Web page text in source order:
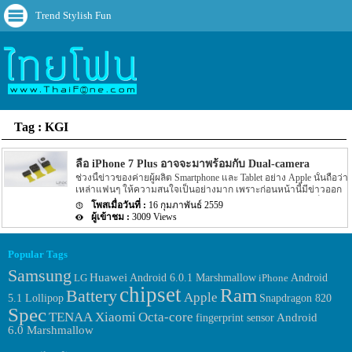
Trend Stylish Fun
Tag : KGI
ลือ iPhone 7 Plus อาจจะมาพร้อมกับ Dual-camera
ช่วงนี้ข่าวของค่ายผู้ผลิต Smartphone และ Tablet อย่าง Apple นั้นถือว่า
เหล่าแฟนๆ ให้ความสนใจเป็นอย่างมาก เพราะก่อนหน้านี้มีข่าวออก
มาว่าทาง Apple จะเปิดตัวผลิตภัณฑ์ตัวใหม่อย่าง iPhone รุ่นเล็กหน้า
จอขนาด 4 นิ้วอย่าง iPhone 5se และ iPad Air เวอร์ชั่นใหม่ที่มีขนาด
ใกล้เคียงกับ iPad Pro อย่าง iPad Air 3 และนาฬิกาไฮเทครุ่นใหม่อย่าง
Apple Watch 2 นั้นเอง โดยกำหนดงานเปิดตัวนั้นจากข่าวได้ระบุว่าจะ
ล่าสุดนั้นได้มีข่าวออกมาว่า iPhone 7 Plus นั้นจะมาพร้อมกับกล้อง
แบบ dual-camera นั้นเอง โดยรายละเอียดได้ระบุว่านักวิเคราะห์ของ
ทาง KGI อย่าง Ming-Chi Kuo ได้ระบุว่า iPhone 7 Plus […]
16 กุมภาพันธ์ 2559
3009 Views
Popular Tags
Samsung LG HuaweiAndroid 6.0.1 Marshmallow iPhone Android
5.1 Lollipop BatterychipsetApple Ram Snapdragon 820
SpecTENAAXiaomiOcta-core fingerprint sensorAndroid
6.0 Marshmallow